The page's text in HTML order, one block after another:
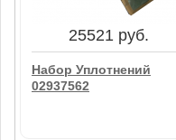
В корзину
25521 руб.
Набор Уплотнений
02937562